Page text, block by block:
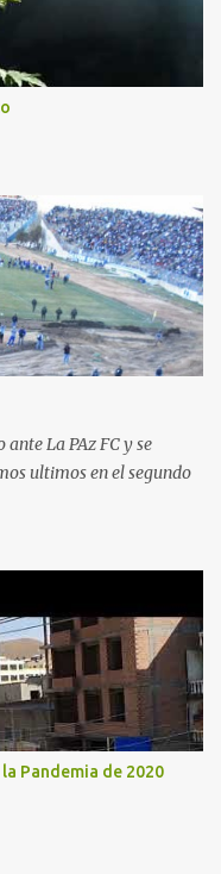
La PAz FC y se
ultimos en el segundo
Pandemia de 2020